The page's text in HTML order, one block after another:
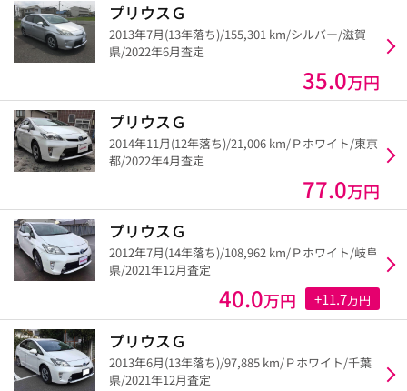
プリウスＧ
2013年7月(13年落ち)/155,301 km/シルバー/滋賀
県/2022年6月査定
35.0万円
プリウスＧ
2014年11月(12年落ち)/21,006 km/Ｐホワイト/東京
都/2022年4月査定
77.0万円
プリウスＧ
2012年7月(14年落ち)/108,962 km/Ｐホワイト/岐阜
県/2021年12月査定
40.0万円 +11.7万円
プリウスＧ
2013年6月(13年落ち)/97,885 km/Ｐホワイト/千葉
県/2021年12月査定